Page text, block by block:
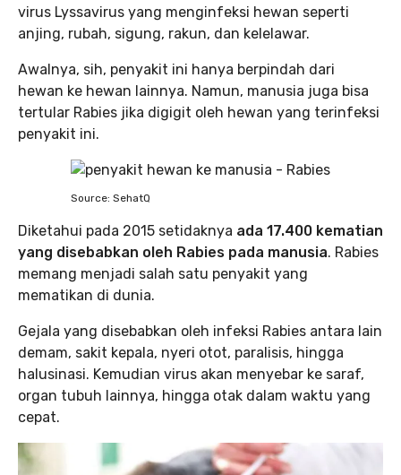
virus Lyssavirus yang menginfeksi hewan seperti
anjing, rubah, sigung, rakun, dan kelelawar.
Awalnya, sih, penyakit ini hanya berpindah dari
hewan ke hewan lainnya. Namun, manusia juga bisa
tertular Rabies jika digigit oleh hewan yang terinfeksi
penyakit ini.
Source: SehatQ
Diketahui pada 2015 setidaknya ada 17.400 kematian
yang disebabkan oleh Rabies pada manusia. Rabies
memang menjadi salah satu penyakit yang
mematikan di dunia.
Gejala yang disebabkan oleh infeksi Rabies antara lain
demam, sakit kepala, nyeri otot, paralisis, hingga
halusinasi. Kemudian virus akan menyebar ke saraf,
organ tubuh lainnya, hingga otak dalam waktu yang
cepat.